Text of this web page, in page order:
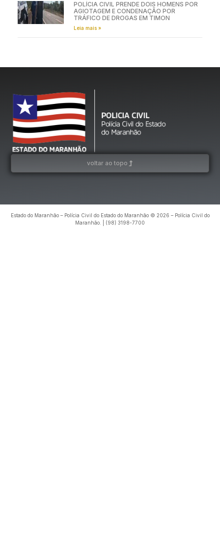
POLÍCIA CIVIL PRENDE DOIS HOMENS POR
AGIOTAGEM E CONDENAÇÃO POR
TRÁFICO DE DROGAS EM TIMON
Leia mais »
voltar ao topo
Estado do Maranhão – Polícia Civil do Estado do Maranhão © 2026 – Polícia Civil do
Maranhão. | (98) 3198-7700